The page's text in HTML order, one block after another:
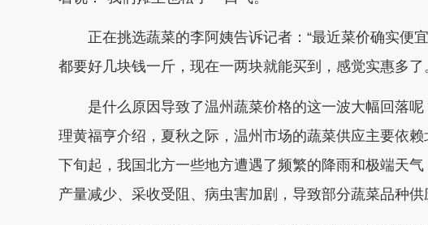
正在挑选蔬菜的李阿姨告诉记者：“最近菜价确实便
都要好几块钱一斤，现在一两块就能买到，感觉实惠多了
是什么原因导致了温州蔬菜价格的这一波大幅回落呢
理黄福亨介绍，夏秋之际，温州市场的蔬菜供应主要依
下旬起，我国北方一些地方遭遇了频繁的降雨和极端天
产量减少、采收受阻、病虫害加剧，导致部分蔬菜品种供